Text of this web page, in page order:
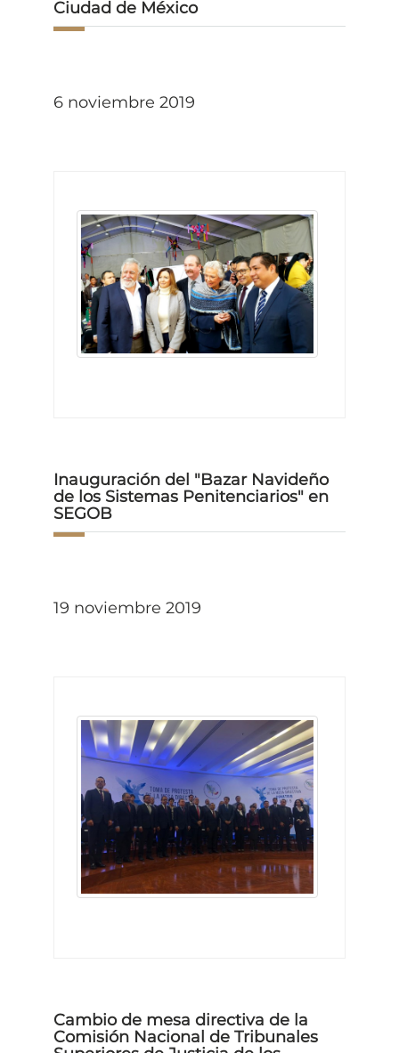
Ciudad de México
6 noviembre 2019
Inauguración del "Bazar Navideño
de los Sistemas Penitenciarios" en
SEGOB
19 noviembre 2019
Cambio de mesa directiva de la
Comisión Nacional de Tribunales